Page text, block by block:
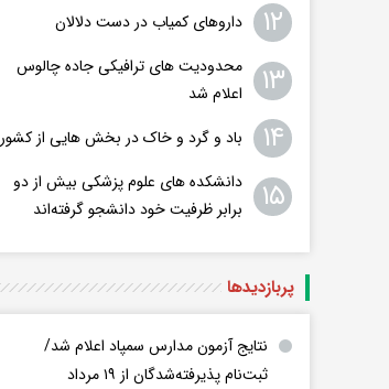
۱۲ داروهای کمیاب در دست دلالان
۱۳
محدودیت های ترافیکی جاده چالوس
اعلام شد
۱۴ باد و گرد و خاک در بخش هایی از کشور
۱۵
دانشکده های علوم پزشکی بیش از دو
برابر ظرفیت خود دانشجو گرفته‌اند
پربازدید‌ها
نتایج آزمون مدارس سمپاد اعلام شد/
ثبت‌نام پذیرفته‌شدگان از ۱۹ مرداد